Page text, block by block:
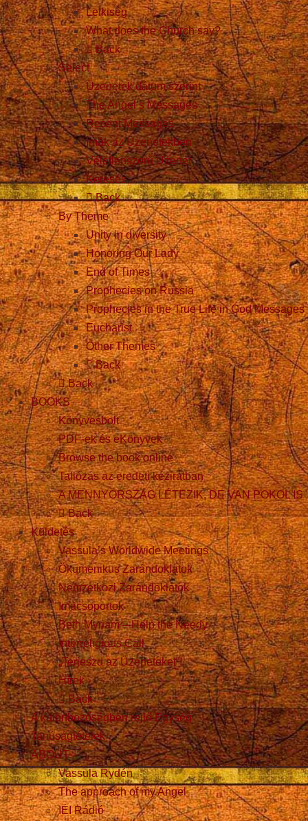
Lelkiség
What does the Church say?
Back
Select
Üzenetek dátum szerint
The Angel’s Messages
Recent Messages
Imák az Üzenetekben
Véletlenszerű Üzenet
Keresés
Back
By Theme
Unity in diversity
Honoring Our Lady
End of Times
Prophecies on Russia
Prophecies in the True Life in God Messages
Eucharist
Other Themes
Back
Back
BOOKS
Könyvesbolt
PDF-ek és eKönyvek
Browse the book online
Tallózás az eredeti kéziratban
A MENNYORSZÁG LÉTEZIK, DE VAN POKOL IS
Back
Küldetés
Vassula’s Worldwide Meetings
Ökumenikus Zarándoklatok
Nemzetközi Zarándoklatok
Imacsoportok
Beth Myriam – Help the Needy
Interreligious Call
„Terjeszd az Üzeneteket”!
Hírek
Back
A különbözőségben rejlő Egység
Tanúságtételek
ABOUT
Vassula Rydén
The approach of my Angel
IÉI Rádió